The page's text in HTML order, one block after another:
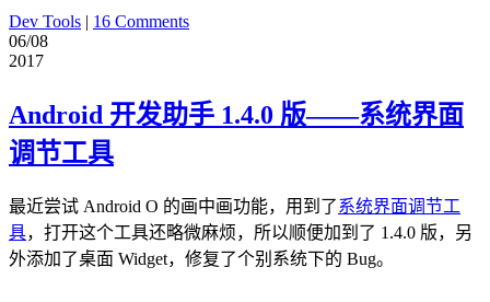
Dev Tools | 16 Comments
06/08
2017
Android 开发助手 1.4.0 版——系统界面
调节工具
最近尝试 Android O 的画中画功能，用到了系统界面调节工
具，打开这个工具还略微麻烦，所以顺便加到了 1.4.0 版，另
外添加了桌面 Widget，修复了个别系统下的 Bug。